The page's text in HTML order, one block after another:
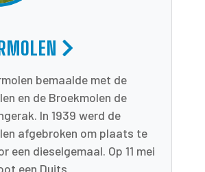
bemaalde met de
en de Broekmolen de
In 1939 werd de
afgebroken om plaats te
een dieselgemaal. Op 11 mei
een Duits